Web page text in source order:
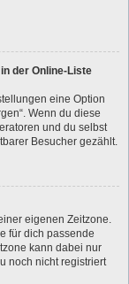
der Online-Liste
eine Option
Wenn du diese
und du selbst
Besucher gezählt.
eigenen Zeitzone.
für dich passende
kann dabei nur
noch nicht registriert